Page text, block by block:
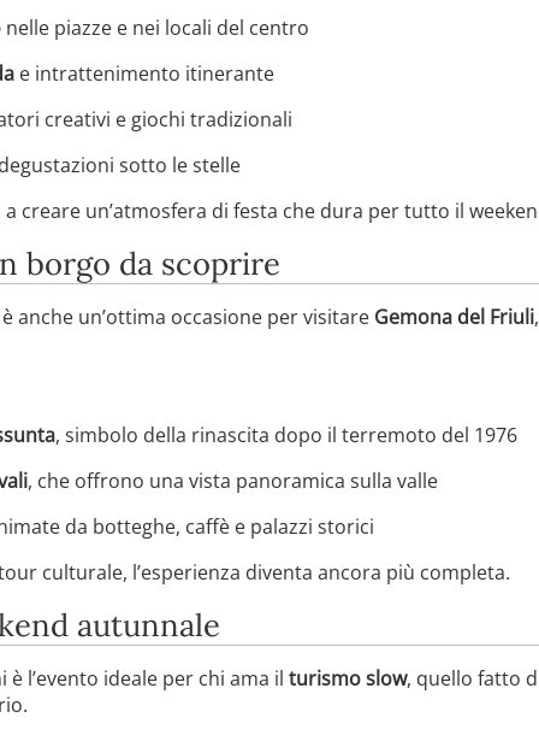
nelle piazze e nei locali del centro
e intrattenimento itinerante
creativi e giochi tradizionali
sotto le stelle
creare un’atmosfera di festa che dura per tutto il
borgo da scoprire
anche un’ottima occasione per visitare Gemona del Friuli
, simbolo della rinascita dopo il terremoto del 1976
, che offrono una vista panoramica sulla valle
da botteghe, caffè e palazzi storici
culturale, l’esperienza diventa ancora più completa.
autunnale
l’evento ideale per chi ama il turismo slow, quello fatto